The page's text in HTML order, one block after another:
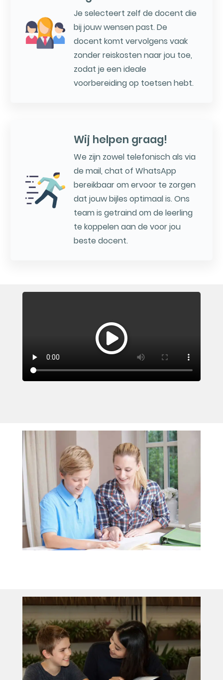
Je selecteert zelf de docent die
bij jouw wensen past. De
docent komt vervolgens vaak
zonder reiskosten naar jou toe,
zodat je een ideale
voorbereiding op toetsen hebt.
Wij helpen graag!
We zijn zowel telefonisch als via
de mail, chat of WhatsApp
bereikbaar om ervoor te zorgen
dat jouw bijles optimaal is. Ons
team is getraind om de leerling
te koppelen aan de voor jou
beste docent.